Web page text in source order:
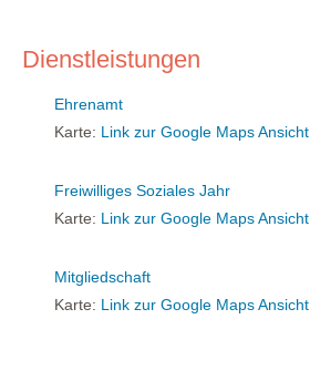
Dienstleistungen
Ehrenamt
Karte: Link zur Google Maps Ansicht
Freiwilliges Soziales Jahr
Karte: Link zur Google Maps Ansicht
Mitgliedschaft
Karte: Link zur Google Maps Ansicht